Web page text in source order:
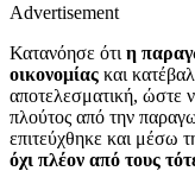
Advertisement
Κατανόησε ότι η
οικονομίας και
αποτελεσματική, ώστε
πλούτος από την
επιτεύχθηκε και μέσω
όχι πλέον από τους